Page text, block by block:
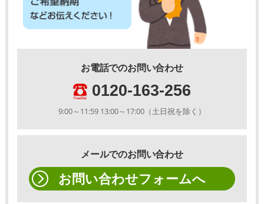
お電話でのお問い合わせ
0120-163-256
9:00～11:59 13:00～17:00（土日祝を除く）
メールでのお問い合わせ
お問い合わせフォームへ